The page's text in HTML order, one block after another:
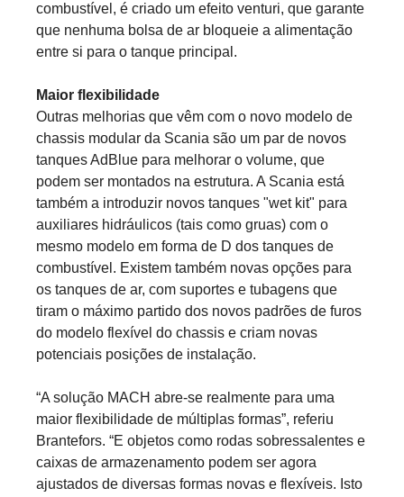
combustível, é criado um efeito venturi, que garante
que nenhuma bolsa de ar bloqueie a alimentação
entre si para o tanque principal.
Maior flexibilidade
Outras melhorias que vêm com o novo modelo de
chassis modular da Scania são um par de novos
tanques AdBlue para melhorar o volume, que
podem ser montados na estrutura. A Scania está
também a introduzir novos tanques "wet kit" para
auxiliares hidráulicos (tais como gruas) com o
mesmo modelo em forma de D dos tanques de
combustível. Existem também novas opções para
os tanques de ar, com suportes e tubagens que
tiram o máximo partido dos novos padrões de furos
do modelo flexível do chassis e criam novas
potenciais posições de instalação.
“A solução MACH abre-se realmente para uma
maior flexibilidade de múltiplas formas”, referiu
Brantefors. “E objetos como rodas sobressalentes e
caixas de armazenamento podem ser agora
ajustados de diversas formas novas e flexíveis. Isto